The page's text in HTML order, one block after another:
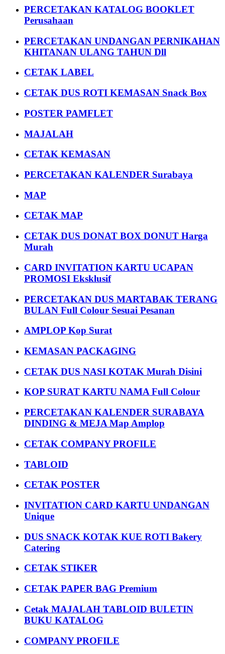
PERCETAKAN KATALOG BOOKLET
Perusahaan
PERCETAKAN UNDANGAN PERNIKAHAN
KHITANAN ULANG TAHUN Dll
CETAK LABEL
CETAK DUS ROTI KEMASAN Snack Box
POSTER PAMFLET
MAJALAH
CETAK KEMASAN
PERCETAKAN KALENDER Surabaya
MAP
CETAK MAP
CETAK DUS DONAT BOX DONUT Harga
Murah
CARD INVITATION KARTU UCAPAN
PROMOSI Eksklusif
PERCETAKAN DUS MARTABAK TERANG
BULAN Full Colour Sesuai Pesanan
AMPLOP Kop Surat
KEMASAN PACKAGING
CETAK DUS NASI KOTAK Murah Disini
KOP SURAT KARTU NAMA Full Colour
PERCETAKAN KALENDER SURABAYA
DINDING & MEJA Map Amplop
CETAK COMPANY PROFILE
TABLOID
CETAK POSTER
INVITATION CARD KARTU UNDANGAN
Unique
DUS SNACK KOTAK KUE ROTI Bakery
Catering
CETAK STIKER
CETAK PAPER BAG Premium
Cetak MAJALAH TABLOID BULETIN
BUKU KATALOG
COMPANY PROFILE